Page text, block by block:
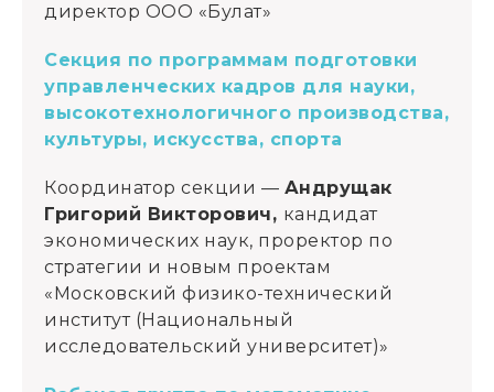
директор ООО «Булат»
Секция по программам подготовки
управленческих кадров для науки,
высокотехнологичного производства,
культуры, искусства, спорта
Координатор секции — Андрущак
Григорий Викторович, кандидат
экономических наук, проректор по
стратегии и новым проектам
«Московский физико-технический
институт (Национальный
исследовательский университет)»